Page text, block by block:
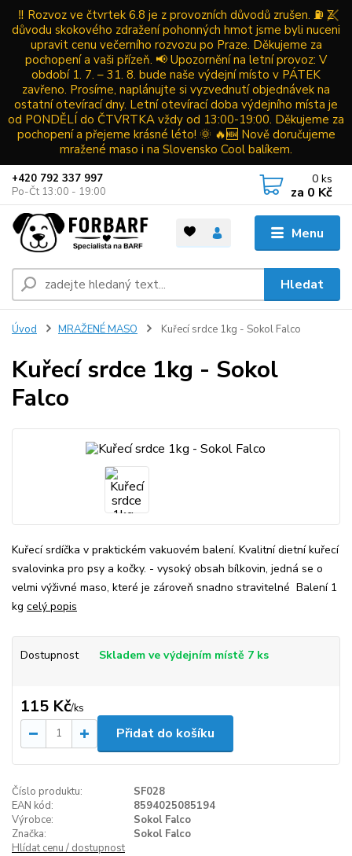
‼️ Rozvoz ve čtvrtek 6.8 je z provozních důvodů zrušen. ⛽ Z
důvodu skokového zdražení pohonných hmot jsme byli nuceni
upravit cenu večerního rozvozu po Praze. Děkujeme za
pochopení a vaši přízeň. 📢 Upozornění na letní provoz: V
období 1. 7. – 31. 8. bude naše výdejní místo v PÁTEK
zavřeno. Prosíme, naplánujte si vyzvednutí objednávek na
ostatní otevírací dny. Letní otevírací doba výdejního místa je
od PONDĚLÍ do ČTVRTKA vždy od 13:00-19:00. Děkujeme za
pochopení a přejeme krásné léto! 🌞 🔥🆕 Nově doručujeme
mražené maso i na Slovensko Cool balíkem.
Menu
Hledat
+420 792 337 997
Po-Čt 13:00 - 19:00
0 ks
za 0 Kč
Úvod MRAŽENÉ MASO Kuřecí srdce 1kg - Sokol Falco
Kuřecí srdce 1kg - Sokol
Falco
Kuřecí srdíčka v praktickém vakuovém balení. Kvalitní dietní kuřecí
svalovinka pro psy a kočky. - vysoký obsah bílkovin, jedná se o
velmi výživné maso, které je zároveň snadno stravitelné Balení 1
kg celý popis
Dostupnost Skladem ve výdejním místě 7 ks
115 Kč/ks
Přidat do košíku
Číslo produktu:
SF028
EAN kód:
8594025085194
Výrobce:
Sokol Falco
Značka:
Sokol Falco
Hlídat cenu / dostupnost